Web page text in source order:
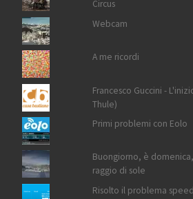
Circus
Webcam
A me ricordi
Francesco Guccini -
Thule)
Primi problemi con Eolo
Buongiorno, è
raggio di sole
Risolto il problema